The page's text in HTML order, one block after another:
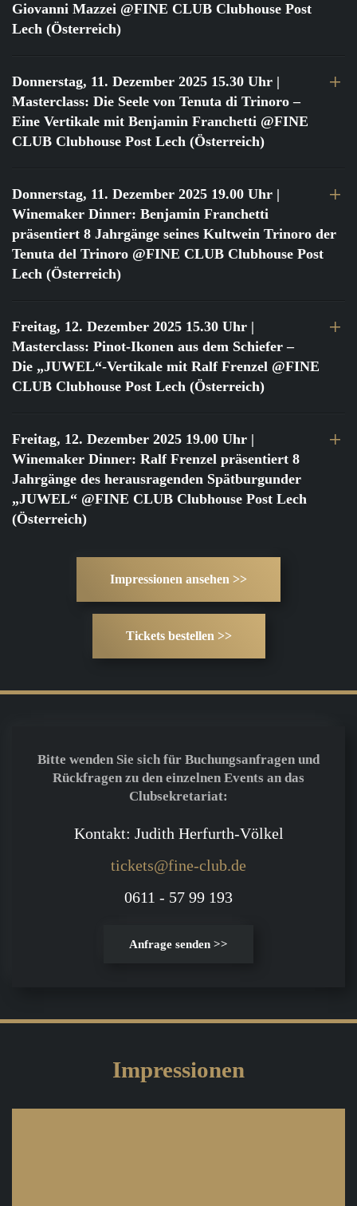
Giovanni Mazzei @FINE CLUB Clubhouse Post
Lech (Österreich)
Donnerstag, 11. Dezember 2025 15.30 Uhr |
Masterclass: Die Seele von Tenuta di Trinoro –
Eine Vertikale mit Benjamin Franchetti @FINE
CLUB Clubhouse Post Lech (Österreich)
Donnerstag, 11. Dezember 2025 19.00 Uhr |
Winemaker Dinner: Benjamin Franchetti
präsentiert 8 Jahrgänge seines Kultwein Trinoro der
Tenuta del Trinoro @FINE CLUB Clubhouse Post
Lech (Österreich)
Freitag, 12. Dezember 2025 15.30 Uhr |
Masterclass: Pinot-Ikonen aus dem Schiefer –
Die „JUWEL“-Vertikale mit Ralf Frenzel @FINE
CLUB Clubhouse Post Lech (Österreich)
Freitag, 12. Dezember 2025 19.00 Uhr |
Winemaker Dinner: Ralf Frenzel präsentiert 8
Jahrgänge des herausragenden Spätburgunder
„JUWEL“ @FINE CLUB Clubhouse Post Lech
(Österreich)
Impressionen ansehen >>
Tickets bestellen >>
Bitte wenden Sie sich für Buchungsanfragen und
Rückfragen zu den einzelnen Events an das
Clubsekretariat:
Kontakt: Judith Herfurth-Völkel
tickets@fine-club.de
0611 - 57 99 193
Anfrage senden >>
Impressionen